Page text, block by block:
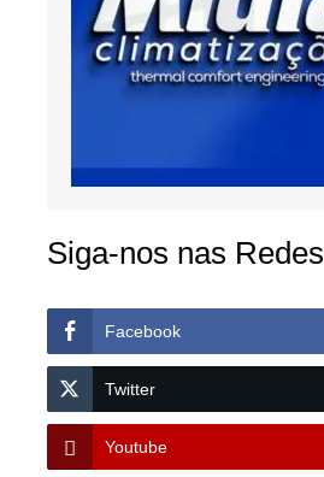
Siga-nos nas Redes
Facebook
Twitter
Youtube